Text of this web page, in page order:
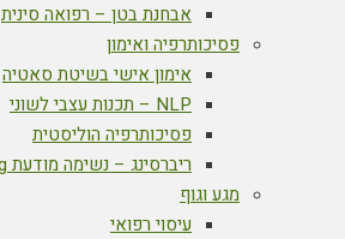
אבחנת בטן – רפואה סינית
פסיכותרפיה ואימון
אימון אישי בשיטת סאטיה
NLP – תכנות עצבי לשוני
פסיכותרפיה הוליסטית
ריברסינג – נשימה מודעת Rebirthing
מגע וגוף
עיסוי רפואי